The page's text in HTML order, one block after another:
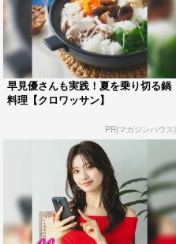
早見優さんも実践！夏を乗り切る鍋
料理【クロワッサン】
PR(マガジンハウス)